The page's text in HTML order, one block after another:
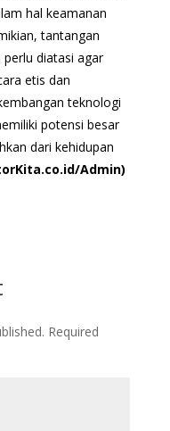
hal keamanan
tantangan
diatasi agar
etis dan
teknologi
potensi besar
dari kehidupan
Admin)
Required